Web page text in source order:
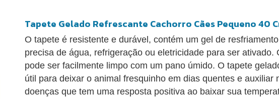
Tapete Gelado Refrescante Cachorro Cães Pequeno 40
O tapete é resistente e durável, contém um gel de
precisa de água, refrigeração ou eletricidade para ser ativado.
pode ser facilmente limpo com um pano úmido. O tapete
útil para deixar o animal fresquinho em dias quentes e auxiliar
doenças que tem uma resposta positiva ao baixar sua